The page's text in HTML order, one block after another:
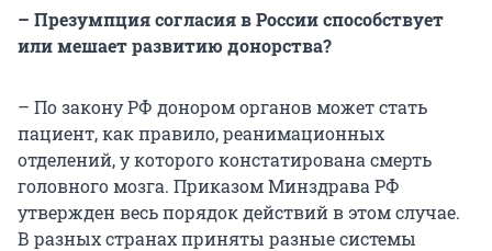
– Презумпция согласия в России способствует
или мешает развитию донорства?
– По закону РФ донором органов может стать
пациент, как правило, реанимационных
отделений, у которого констатирована смерть
головного мозга. Приказом Минздрава РФ
утвержден весь порядок действий в этом случае.
В разных странах приняты разные системы